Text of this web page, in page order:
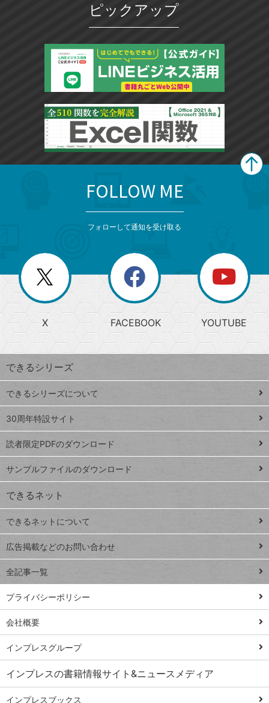
ピックアップ
じ
る
search
検
索
上
昇
ワ
ー
ド
Google
スプレ
ッドシ
ート
iPhone
VLOOKUP
close
閉じ
る
閉
じ
る
ー
か
ら
探
す
ト
ッ
プ
ペ
ジ
連載
Excel Q&A
トイアンナ流仕
事術
PowerAutomate
ではじめる業務
の完全自動化
AI議事録作成術
Windows 11
Q&A
Teams踏み込み
活用術
FOLLOW ME
フォローして通知を受け取る
X FACEBOOK YOUTUBE
できるシリーズ
できるシリーズについて
30周年特設サイト
読者限定PDFのダウンロード
サンプルファイルのダウンロード
できるネット
できるネットについて
広告掲載などのお問い合わせ
全記事一覧
プライバシーポリシー
会社概要
インプレスグループ
インプレスの書籍情報サイト&ニュースメディア
インプレスブックス